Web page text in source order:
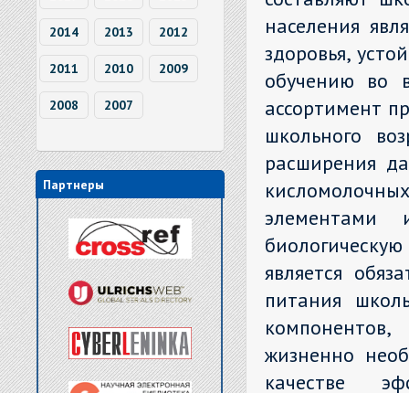
2014 2013 2012
2011 2010 2009
2008 2007
Партнеры
населения
здоровья,
обучению во
ассортимент
школьного
расширения
является
питания
жизненно
качестве